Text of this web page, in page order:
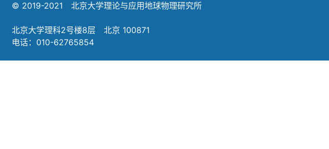
© 2019-2021 北京大学理论与应用地球物理研究所
北京大学理科2号楼8层 北京 100871
电话：010-62765854